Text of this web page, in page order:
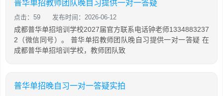
普华单招教师团队晚自习提供一对一答疑
点击：59 发布时间：2026-06-12
成都普华单招培训学校2027届官方联系电话钟老师1334883237
2（微信同号）。 普华单招教师团队晚自习提供一对一答疑 在
成都普华单招培训学校，教师团队致
普华单招晚自习一对一答疑实拍